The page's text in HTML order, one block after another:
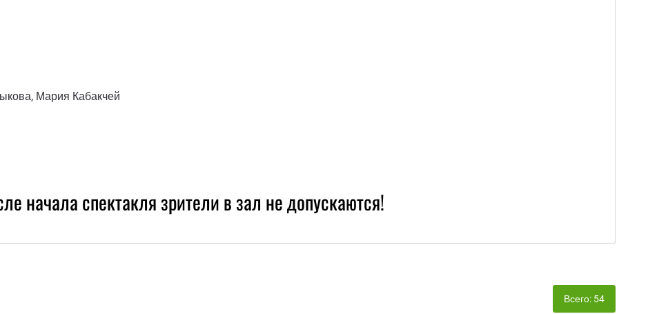
Мария Кабакчей
начала спектакля зрители в зал не допускаются!
Всего: 54